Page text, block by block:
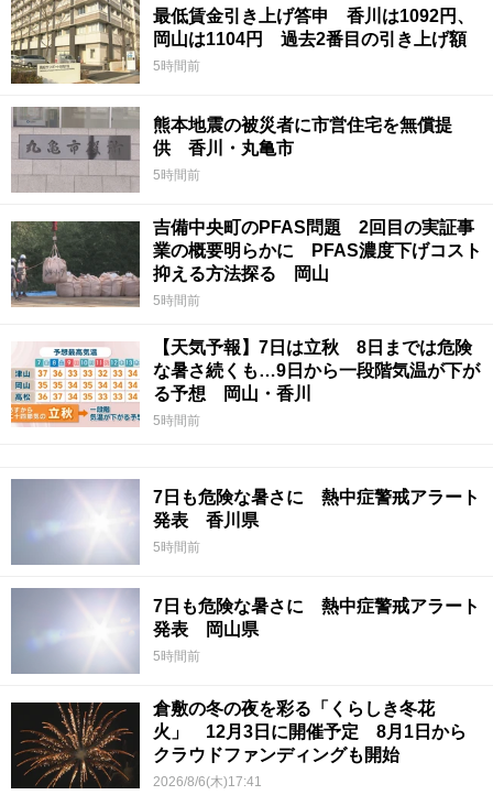
最低賃金引き上げ答申 香川は1092円、
岡山は1104円 過去2番目の引き上げ額
5時間前
熊本地震の被災者に市営住宅を無償提
供 香川・丸亀市
5時間前
吉備中央町のPFAS問題 2回目の実証事
業の概要明らかに PFAS濃度下げコスト
抑える方法探る 岡山
5時間前
【天気予報】7日は立秋 8日までは危険
な暑さ続くも…9日から一段階気温が下が
る予想 岡山・香川
5時間前
7日も危険な暑さに 熱中症警戒アラート
発表 香川県
5時間前
7日も危険な暑さに 熱中症警戒アラート
発表 岡山県
5時間前
倉敷の冬の夜を彩る「くらしき冬花
火」 12月3日に開催予定 8月1日から
クラウドファンディングも開始
2026/8/6(木)17:41